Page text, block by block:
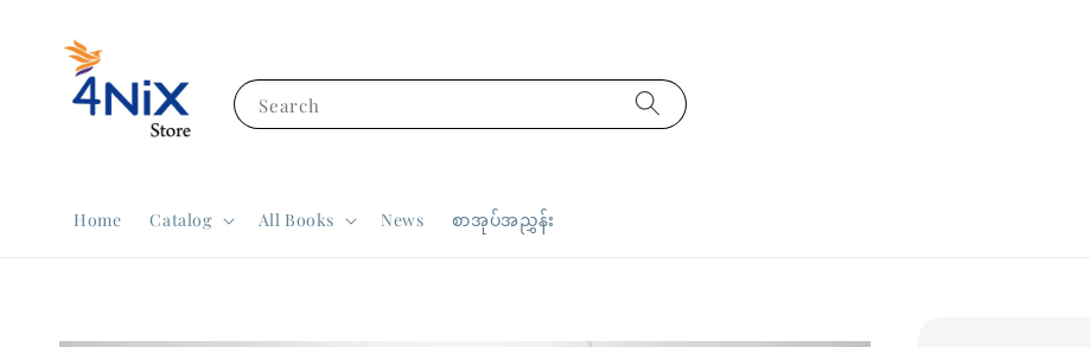
Search
Home Catalog All Books News စာအုပ်အညွှန်း